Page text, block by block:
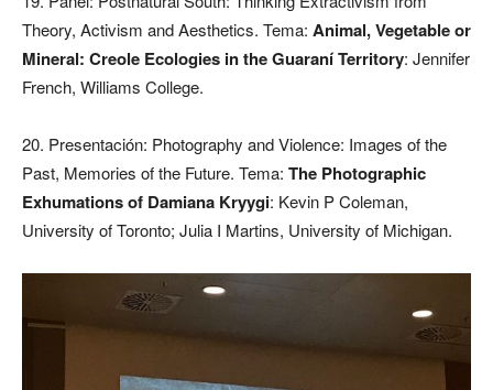
Theory, Activism and Aesthetics. Tema: Animal, Vegetable or
Mineral: Creole Ecologies in the Guaraní Territory: Jennifer
French, Williams College.
20. Presentación: Photography and Violence: Images of the
Past, Memories of the Future. Tema: The Photographic
Exhumations of Damiana Kryygi: Kevin P Coleman,
University of Toronto; Julia I Martins, University of Michigan.